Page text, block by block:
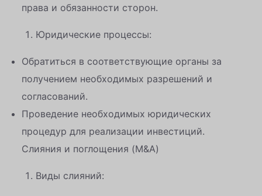
права и обязанности сторон.
Юридические процессы:
Обратиться в соответствующие органы за
получением необходимых разрешений и
согласований.
Проведение необходимых юридических
процедур для реализации инвестиций.
Слияния и поглощения (M&A)
Виды слияний: